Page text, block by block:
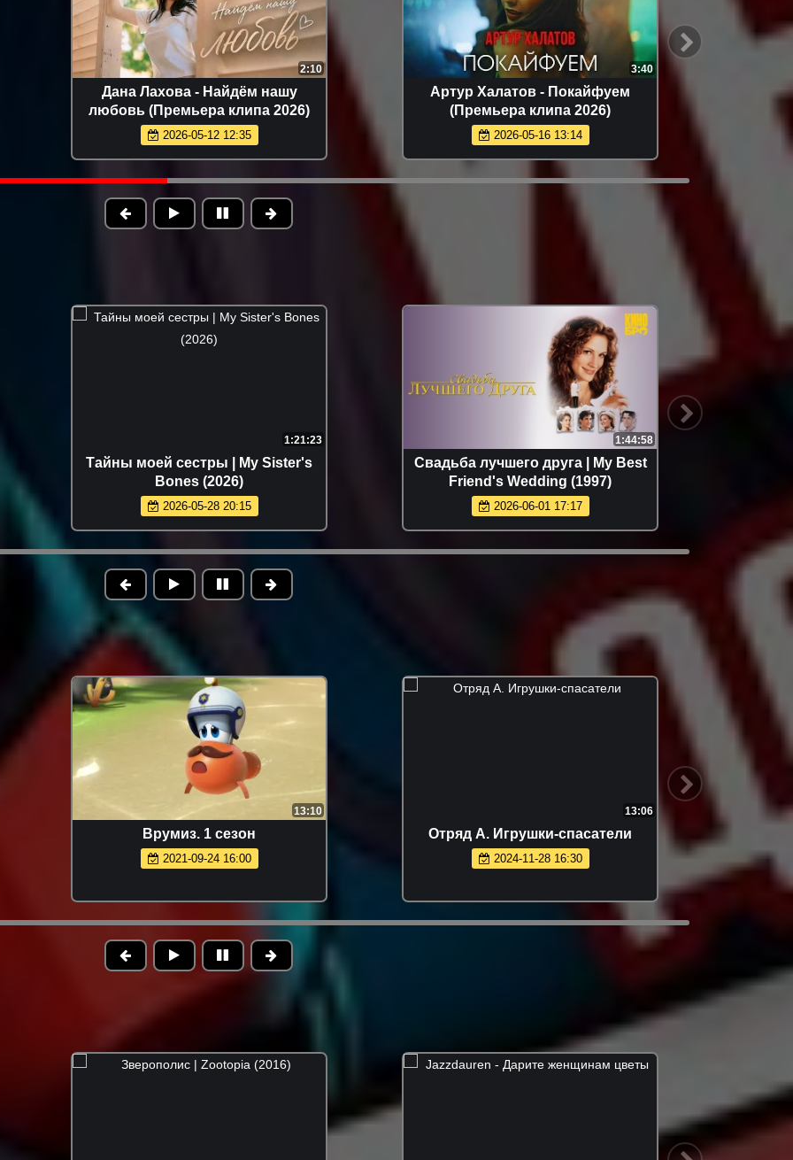
3:40
Светлана Ларионова - Разбитая
луна (Премьера клипа 2026)
2026-06-17 11:05
Руслан Шанов, Amina T - Не верну я
(Премьера клипа 2026)
2026-05-16 13:10
1:21:23
Тайны моей сестры | My Sister's
Bones (2026)
2026-05-28 20:15
1:44:58
Свадьба лучшего друга | My Best
Friend's Wedding (1997)
2026-06-01 17:17
13:10
Врумиз. 1 сезон
2021-09-24 16:00
13:06
Отряд А. Игрушки-спасатели
2024-11-28 16:30